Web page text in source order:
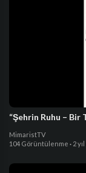
“Şehrin Ruhu – Bir
MimaristTV
104 Görüntülenme · 2